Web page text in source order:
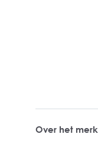
Over het merk